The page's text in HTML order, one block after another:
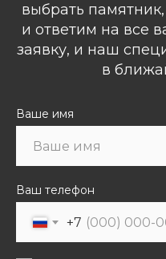
выбрать
и ответим на все
заявку, и наш
в
Ваше имя
Ваш телефон
+7